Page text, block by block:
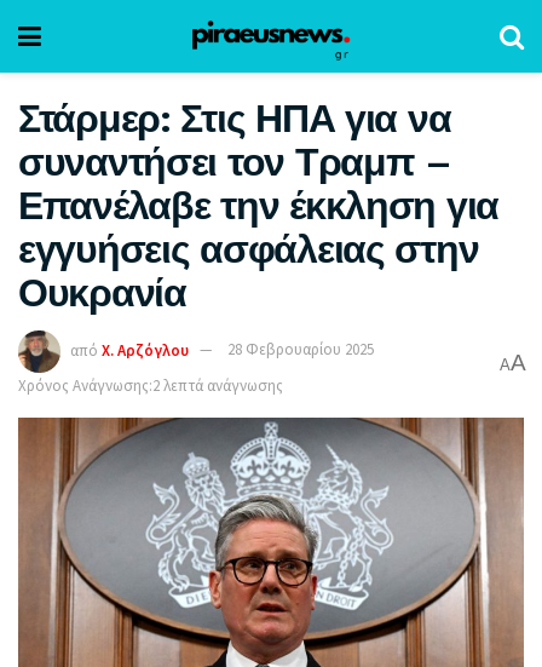
Στάρμερ: Στις ΗΠΑ για να
συναντήσει τον Τραμπ –
Επανέλαβε την έκκληση για
εγγυήσεις ασφάλειας στην
Ουκρανία
από Χ. Αρζόγλου
28 Φεβρουαρίου 2025
Χρόνος Ανάγνωσης:2 λεπτά ανάγνωσης
AA